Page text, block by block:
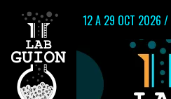
12 A 29 OCT 2026 /